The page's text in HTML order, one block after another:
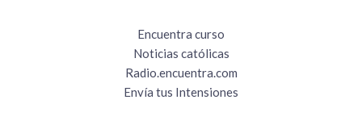
Encuentra curso
Noticias católicas
Radio.encuentra.com
Envía tus Intensiones